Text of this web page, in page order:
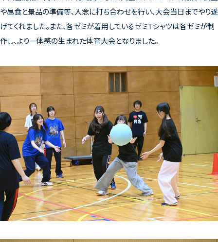
や昼食と景品の準備等、入念に打ち合わせを行い、大会当日までやり遂
げてくれました。また、各ゼミが着用しているゼミＴシャツは各ゼミが制
作し、より一体感の生まれた体育大会となりました。